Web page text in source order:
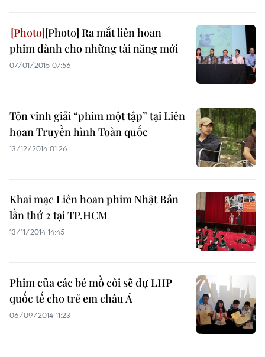
[Photo] Ra mắt liên hoan
phim dành cho những tài năng mới
07/01/2015 07:56
Tôn vinh giải “phim một tập” tại Liên
hoan Truyền hình Toàn quốc
13/12/2014 01:26
Khai mạc Liên hoan phim Nhật Bản
lần thứ 2 tại TP.HCM
13/11/2014 14:45
Phim của các bé mồ côi sẽ dự LHP
quốc tế cho trẻ em châu Á
06/09/2014 11:23